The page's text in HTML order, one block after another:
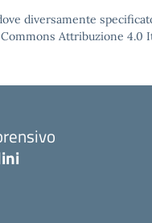
diversamente
Attribuzione 4.0